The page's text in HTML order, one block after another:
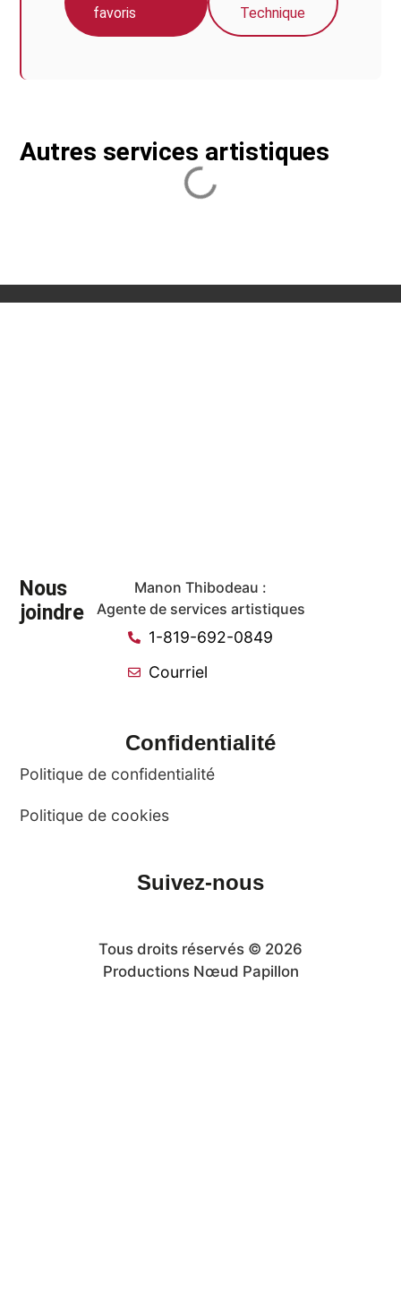
favoris
Technique
Autres services artistiques
Nous
joindre
Manon Thibodeau :
Agente de services artistiques
1-819-692-0849
Courriel
Confidentialité
Politique de confidentialité
Politique de cookies
Suivez-nous
Tous droits réservés © 2026
Productions Nœud Papillon